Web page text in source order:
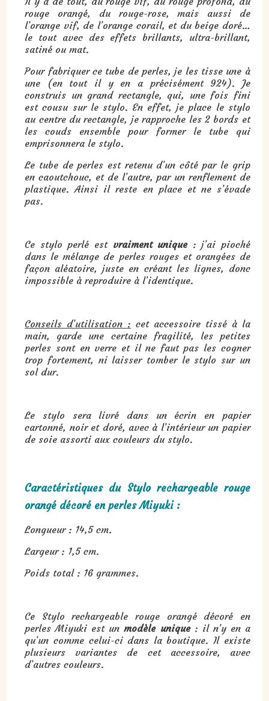
rouge orangé, du rouge-rose, mais aussi de
l’orange vif, de l’orange corail, et du beige doré…
le tout avec des effets brillants, ultra-brillant,
satiné ou mat.
Pour fabriquer ce tube de perles, je les tisse une à
une (en tout il y en a précisément 924). Je
construis un grand rectangle, qui, une fois fini
est cousu sur le stylo. En effet, je place le stylo
au centre du rectangle, je rapproche les 2 bords et
les couds ensemble pour former le tube qui
emprisonnera le stylo.
Le tube de perles est retenu d’un côté par le grip
en caoutchouc, et de l’autre, par un renflement de
plastique. Ainsi il reste en place et ne s’évade
pas.
Ce stylo perlé est vraiment unique: j’ai pioché
dans le mélange de perles rouges et orangées de
façon aléatoire, juste en créant les lignes, donc
impossible à reproduire à l’identique.
Conseils d’utilisation : cet accessoire tissé à la
main, garde une certaine fragilité, les petites
perles sont en verre et il ne faut pas les cogner
trop fortement, ni laisser tomber le stylo sur un
sol dur.
Le stylo sera livré dans un écrin en papier
cartonné, noir et doré, avec à l’intérieur un papier
de soie assorti aux couleurs du stylo.
Caractéristiques du Stylo rechargeable rouge
orangé décoré en perles Miyuki :
Longueur : 14,5 cm.
Largeur : 1,5 cm.
Poids total : 16 grammes.
Ce Stylo rechargeable rouge orangé décoré en
perles Miyuki est unmodèle unique: il n’y en a
qu’un comme celui-ci dans la boutique. Il existe
plusieurs variantes de cet accessoire, avec
d’autres couleurs.